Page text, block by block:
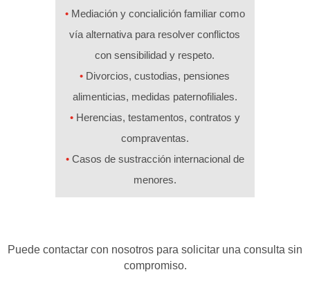
•Mediación y concialición familiar como
vía alternativa para resolver conflictos
con sensibilidad y respeto.
• Divorcios, custodias, pensiones
alimenticias, medidas paternofiliales.
• Herencias, testamentos, contratos y
compraventas.
•Casos de sustracción internacional de
menores.
Puede contactar con nosotros para solicitar una consulta sin
compromiso.